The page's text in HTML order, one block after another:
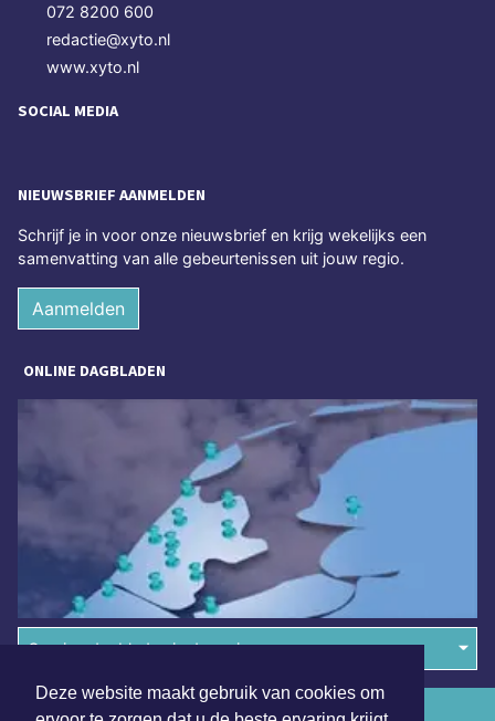
Deze website maakt gebruik van cookies om
072 8200 600
redactie@xyto.nl
www.xyto.nl
SOCIAL MEDIA
NIEUWSBRIEF AANMELDEN
Schrijf je in voor onze nieuwsbrief en krijg wekelijks een
samenvatting van alle gebeurtenissen uit jouw regio.
Aanmelden
ONLINE DAGBLADEN
Overige dagbladen in de regio
Algemene voorwaarden